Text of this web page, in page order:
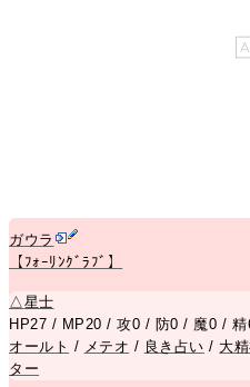
ガウラ
【ﾌｫｰﾘﾝｸﾞﾗﾌﾞ】
△星士
HP27 / MP20 / 攻0 / 防0 / 魔0 /
オールト / メテオ / 良き占い / 大
ター